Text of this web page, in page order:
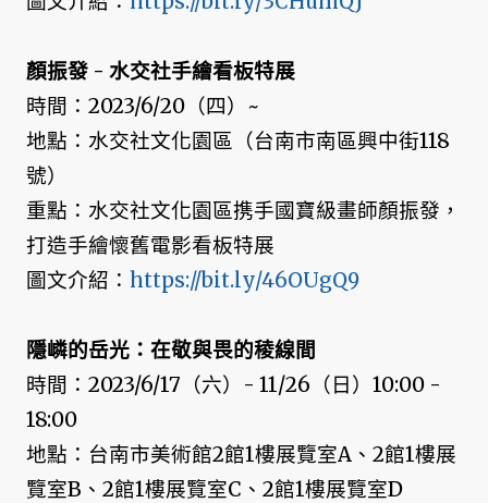
顏振發 - 水交社手繪看板特展
時間：2023/6/20（四）~
地點：水交社文化園區（台南市南區興中街118
號）
重點：水交社文化園區携手國寶級畫師顏振發，
打造手繪懷舊電影看板特展
圖文介紹： https://bit.ly/46OUgQ9
隱嶙的岳光：在敬與畏的稜線間
時間：2023/6/17（六）- 11/26（日）10:00 -
18:00
地點：台南市美術館2館1樓展覽室A、2館1樓展
覽室B、2館1樓展覽室C、2館1樓展覽室D